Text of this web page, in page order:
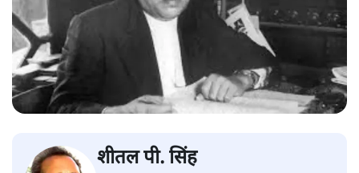
शीतल पी. सिंह